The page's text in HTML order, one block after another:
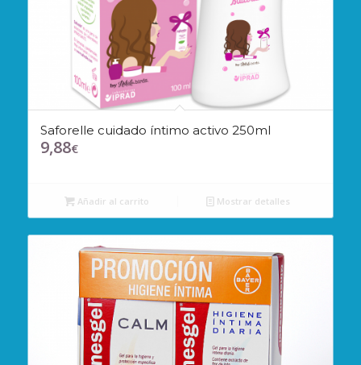
Saforelle cuidado íntimo activo 250ml
9,88€
Añadir al carrito Mostrar detalles